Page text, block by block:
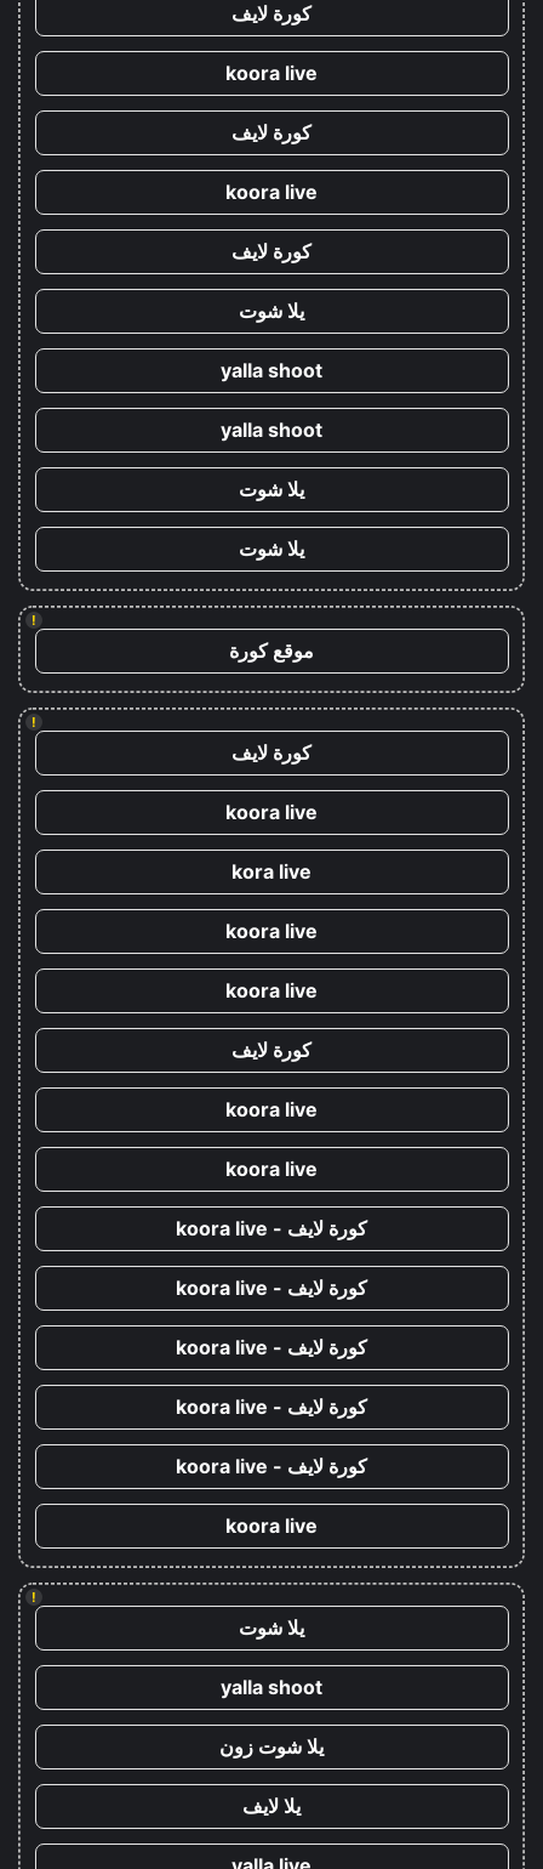
كورة لايف
koora live
كورة لايف
koora live
كورة لايف
يلا شوت
yalla shoot
yalla shoot
يلا شوت
يلا شوت
!
موقع كورة
!
كورة لايف
koora live
kora live
koora live
koora live
كورة لايف
koora live
koora live
كورة لايف - koora live
كورة لايف - koora live
كورة لايف - koora live
كورة لايف - koora live
كورة لايف - koora live
koora live
!
يلا شوت
yalla shoot
يلا شوت زون
يلا لايف